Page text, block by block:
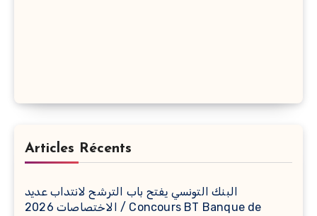
Articles Récents
البنك التونسي يفتح باب الترشح لانتداب عديد
الاختصاصات 2026 / Concours BT Banque de